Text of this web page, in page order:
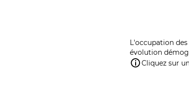
L'occupation
évolution
Cliquez sur